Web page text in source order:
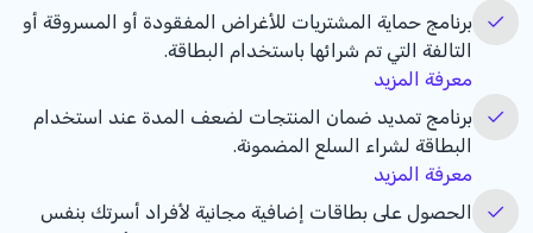
برنامج حماية المشتريات للأغراض المفقودة أو المسروقة أو
التالفة التي تم شرائها باستخدام البطاقة.
معرفة المزيد
برنامج تمديد ضمان المنتجات لضعف المدة عند استخدام
البطاقة لشراء السلع المضمونة.
معرفة المزيد
الحصول على بطاقات إضافية مجانية لأفراد أسرتك بنفس